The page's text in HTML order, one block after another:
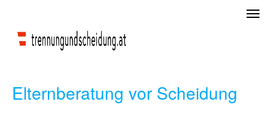
Elternberatung vor Scheidung